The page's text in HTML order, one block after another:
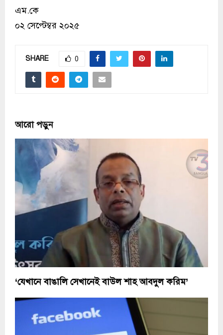
এম.কে
০২ সেপ্টেম্বর ২০২৫
SHARE 0
আরো পড়ুন
‘যেখানে বাঙালি সেখানেই বাউল শাহ আবদুল করিম’